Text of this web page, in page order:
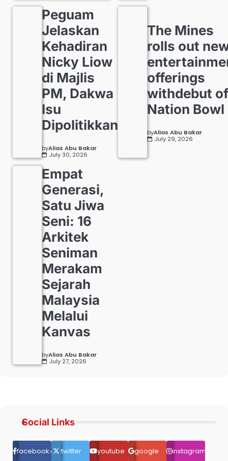
Peguam
Jelaskan
Kehadiran
Nicky Liow
di Majlis
PM, Dakwa
Isu
Dipolitikkan
byAlias Abu Bakar
July 30, 2026
The Mines
rolls out
offerings
withdebut
Nation Bowl
byAlias Abu Bakar
July 29, 2026
Empat
Generasi,
Satu Jiwa
Seni: 16
Arkitek
Seniman
Merakam
Sejarah
Malaysia
Melalui
Kanvas
byAlias Abu Bakar
July 27, 2026
Social Links
facebook.comtwitter youtube google instagram